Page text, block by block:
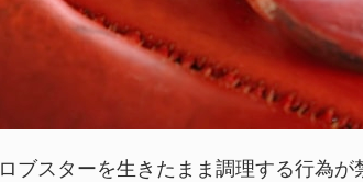
ロブスターを生きたまま調理する行為が